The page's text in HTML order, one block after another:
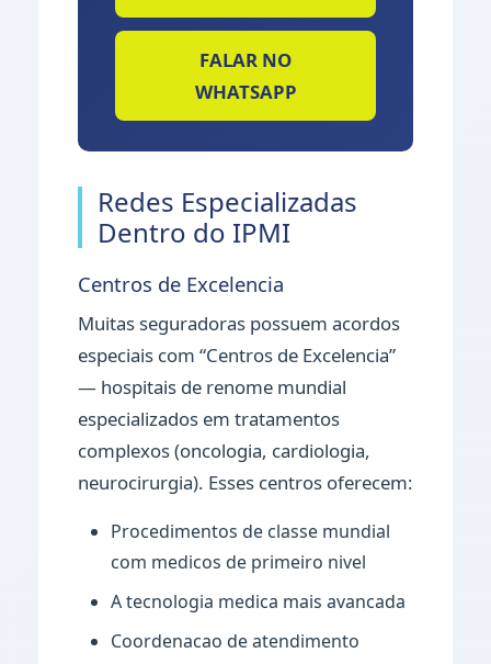
FALAR NO
WHATSAPP
Redes Especializadas
Dentro do IPMI
Centros de Excelencia
Muitas seguradoras possuem acordos
especiais com “Centros de Excelencia”
— hospitais de renome mundial
especializados em tratamentos
complexos (oncologia, cardiologia,
neurocirurgia). Esses centros oferecem:
Procedimentos de classe mundial
com medicos de primeiro nivel
A tecnologia medica mais avancada
Coordenacao de atendimento